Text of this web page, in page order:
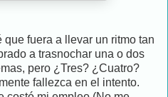
fuera a llevar un ritmo tan
a trasnochar una o dos
pero ¿Tres? ¿Cuatro?
fallezca en el intento.